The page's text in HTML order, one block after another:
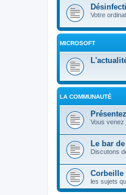
Votre
MICROSOFT
LA COMMUNAUTÉ
Vous venez
Le bar
Discutons
Corbeille
les sujets